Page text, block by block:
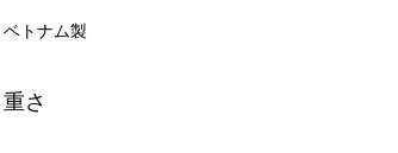
ベトナム製
重さ